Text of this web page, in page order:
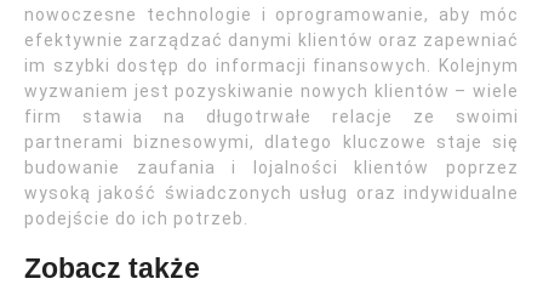
nowoczesne technologie i oprogramowanie, aby móc
efektywnie zarządzać danymi klientów oraz zapewniać
im szybki dostęp do informacji finansowych. Kolejnym
wyzwaniem jest pozyskiwanie nowych klientów – wiele
firm stawia na długotrwałe relacje ze swoimi
partnerami biznesowymi, dlatego kluczowe staje się
budowanie zaufania i lojalności klientów poprzez
wysoką jakość świadczonych usług oraz indywidualne
podejście do ich potrzeb.
Zobacz także